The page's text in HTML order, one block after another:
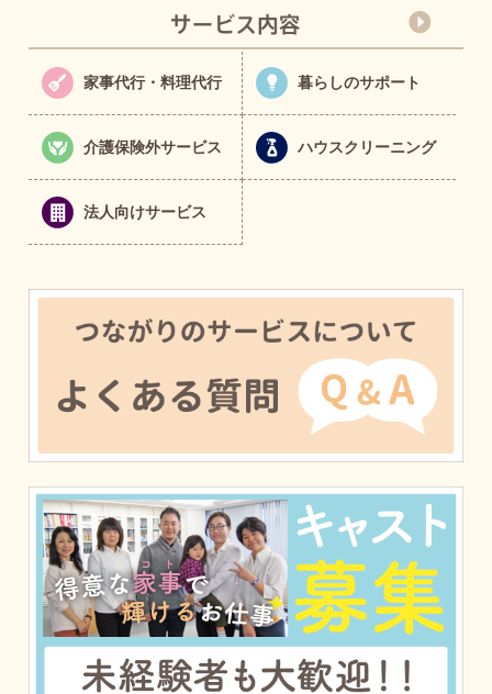
家事代行・料理代行 暮らしのサポート
介護保険外サービス ハウスクリーニング
法人向けサービス